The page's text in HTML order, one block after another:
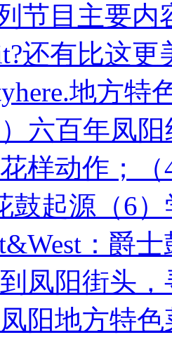
节目主要内
还有比这
地方
）六百年凤
样动作；
鼓起源（6
：爵
凤阳街头
阳地方特